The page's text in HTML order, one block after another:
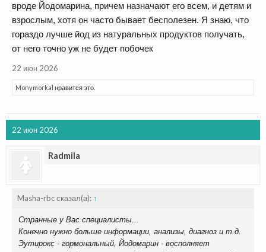
вроде Йодомарина, причем назначают его всем, и детям и
взрослым, хотя он часто бывает бесполезен. Я знаю, что
гораздо лучше йод из натуральных продуктов получать,
от него точно уж не будет побочек
22 июн 2026
Monymorkal нравится это.
22 июн 2026
Radmila
Masha-rbc сказал(а): ↑
Странные у Вас специалисты...
Конечно нужно больше информации, анализы, диагноз и т.д.
Эутирокс - гормональный, Йодомарин - восполняет